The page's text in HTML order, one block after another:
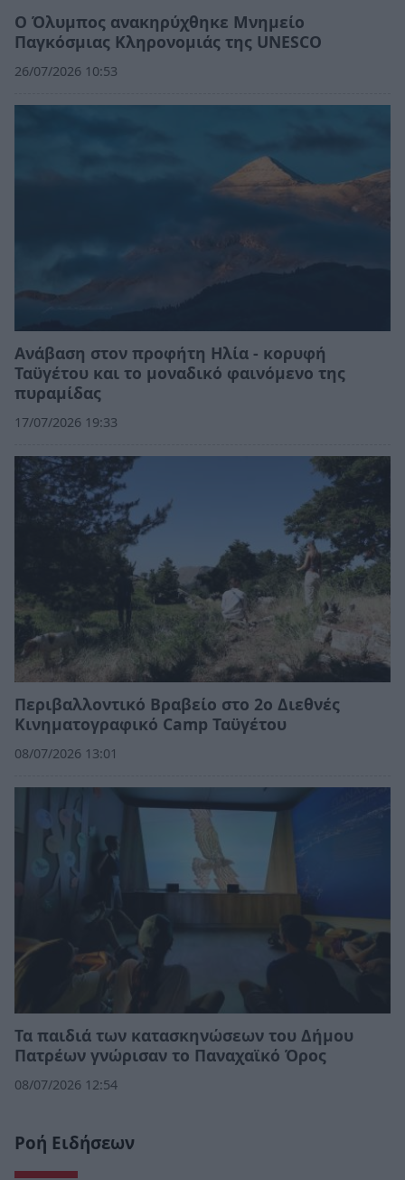
Ο Όλυμπος ανακηρύχθηκε Μνημείο
Παγκόσμιας Κληρονομιάς της UNESCO
26/07/2026 10:53
Ανάβαση στον προφήτη Ηλία - κορυφή
Ταϋγέτου και το μοναδικό φαινόμενο της
πυραμίδας
17/07/2026 19:33
Περιβαλλοντικό Βραβείο στο 2ο Διεθνές
Κινηματογραφικό Camp Ταϋγέτου
08/07/2026 13:01
Τα παιδιά των κατασκηνώσεων του Δήμου
Πατρέων γνώρισαν το Παναχαϊκό Όρος
08/07/2026 12:54
Ροή Ειδήσεων